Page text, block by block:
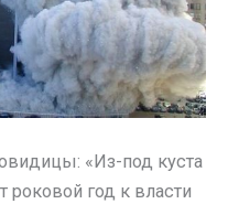
«Из-под куста
год к власти